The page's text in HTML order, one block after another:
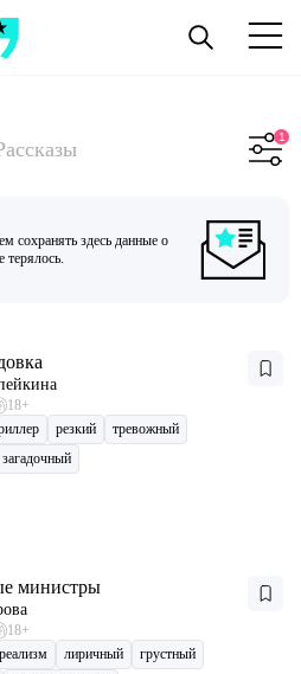
сохранять здесь данные о
18+
резкий
тревожный
загадочный
министры
18+
лиричный
грустный